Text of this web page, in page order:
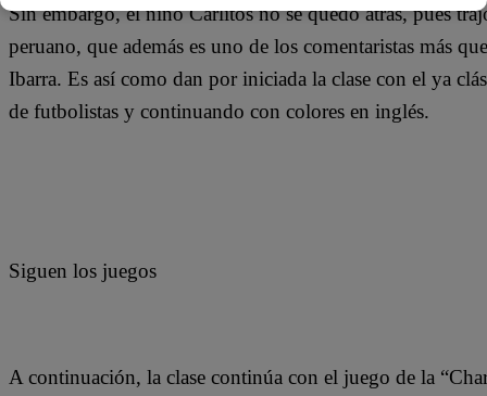
Sin embargo, el niño Carlitos no se quedó atrás, pues
peruano, que además es uno de los comentaristas más
Ibarra. Es así como dan por iniciada la clase con el ya
de futbolistas y continuando con colores en inglés.
Siguen los juegos
A continuación, la clase continúa con el juego de la